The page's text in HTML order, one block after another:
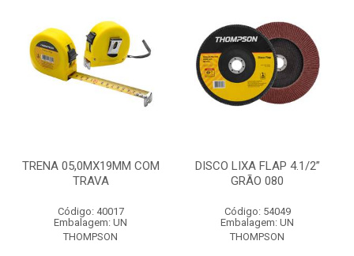
TRENA 05,0MX19MM COM
TRAVA
Código: 40017
Embalagem: UN
THOMPSON
DISCO LIXA FLAP 4.1/2”
GRÃO 080
Código: 54049
Embalagem: UN
THOMPSON